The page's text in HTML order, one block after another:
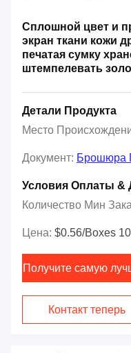
Сплошной цвет и
экран ткани кожи
печатая сумку
штемпелевать
Детали Продукта
Место
Документ: Брошюра
Условия Оплаты &
Количество Мин
Цена: $0.56/boxes
Получите самую
Контакт теперь